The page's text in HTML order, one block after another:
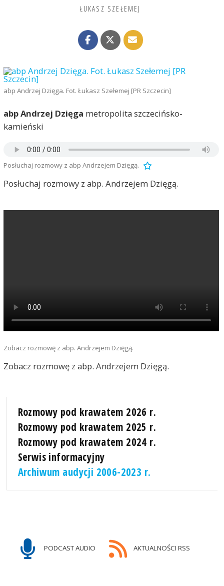
ŁUKASZ SZEŁEMEJ
abp Andrzej Dzięga. Fot. Łukasz Szełemej [PR Szczecin]
abp Andrzej Dzięga metropolita szczecińsko-
kamieński
Posłuchaj rozmowy z abp Andrzejem Dzięgą.
Posłuchaj rozmowy z abp. Andrzejem Dzięgą.
Zobacz rozmowę z abp. Andrzejem Dzięgą.
Zobacz rozmowę z abp. Andrzejem Dzięgą.
Rozmowy pod krawatem 2026 r.
Rozmowy pod krawatem 2025 r.
Rozmowy pod krawatem 2024 r.
Serwis informacyjny
Archiwum audycji 2006-2023 r.
PODCAST AUDIO AKTUALNOŚCI RSS